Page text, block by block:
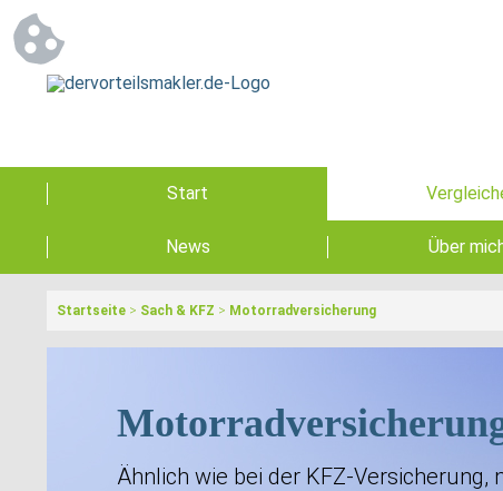
Start
News Über
Startseite > Sach & KFZ > Motorradversicherung
Ähnlich wie bei der KFZ-Versicherung,